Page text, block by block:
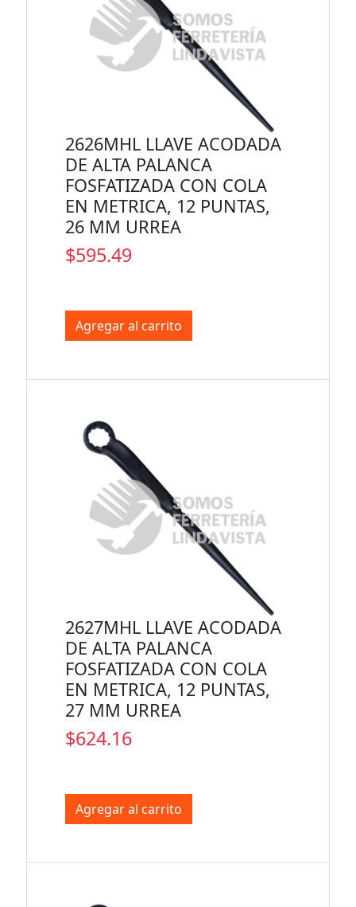
2626MHL LLAVE ACODADA
DE ALTA PALANCA
FOSFATIZADA CON COLA
EN METRICA, 12 PUNTAS,
26 MM URREA
$595.49
Agregar al carrito
2627MHL LLAVE ACODADA
DE ALTA PALANCA
FOSFATIZADA CON COLA
EN METRICA, 12 PUNTAS,
27 MM URREA
$624.16
Agregar al carrito